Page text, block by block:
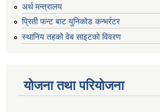
अर्थ मन्त्रालय
प्रिती फन्ट बाट युनिकोड कन्भर्रटर
स्थानिय तहकाे वेब साइटकाे विवरण
योजना तथा परियोजना